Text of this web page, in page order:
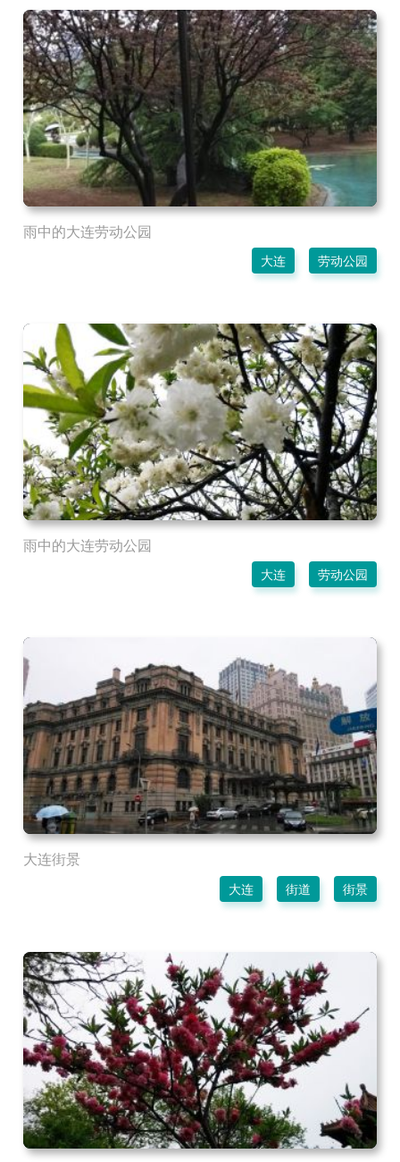
雨中的大连劳动公园
大连 劳动公园
雨中的大连劳动公园
大连 劳动公园
大连街景
大连 街道 街景